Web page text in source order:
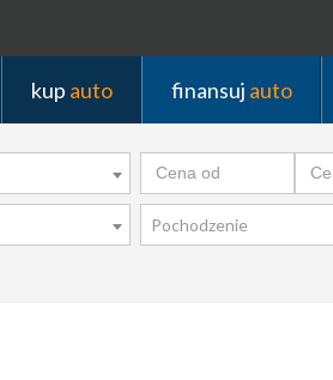
kup auto finansuj auto
Pochodzenie